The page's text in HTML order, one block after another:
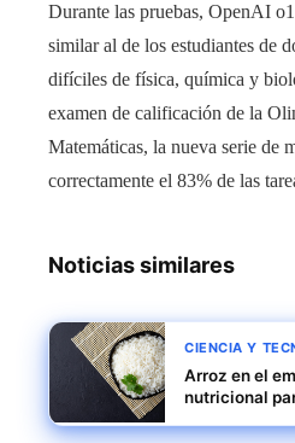
Durante las pruebas, OpenAI
similar al de los estudiantes de
difíciles de física, química y
examen de calificación de la
Matemáticas, la nueva serie de
correctamente el 83% de las
Noticias similares
CIENCIA Y
Arroz en el
nutricional